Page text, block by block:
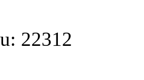
22312